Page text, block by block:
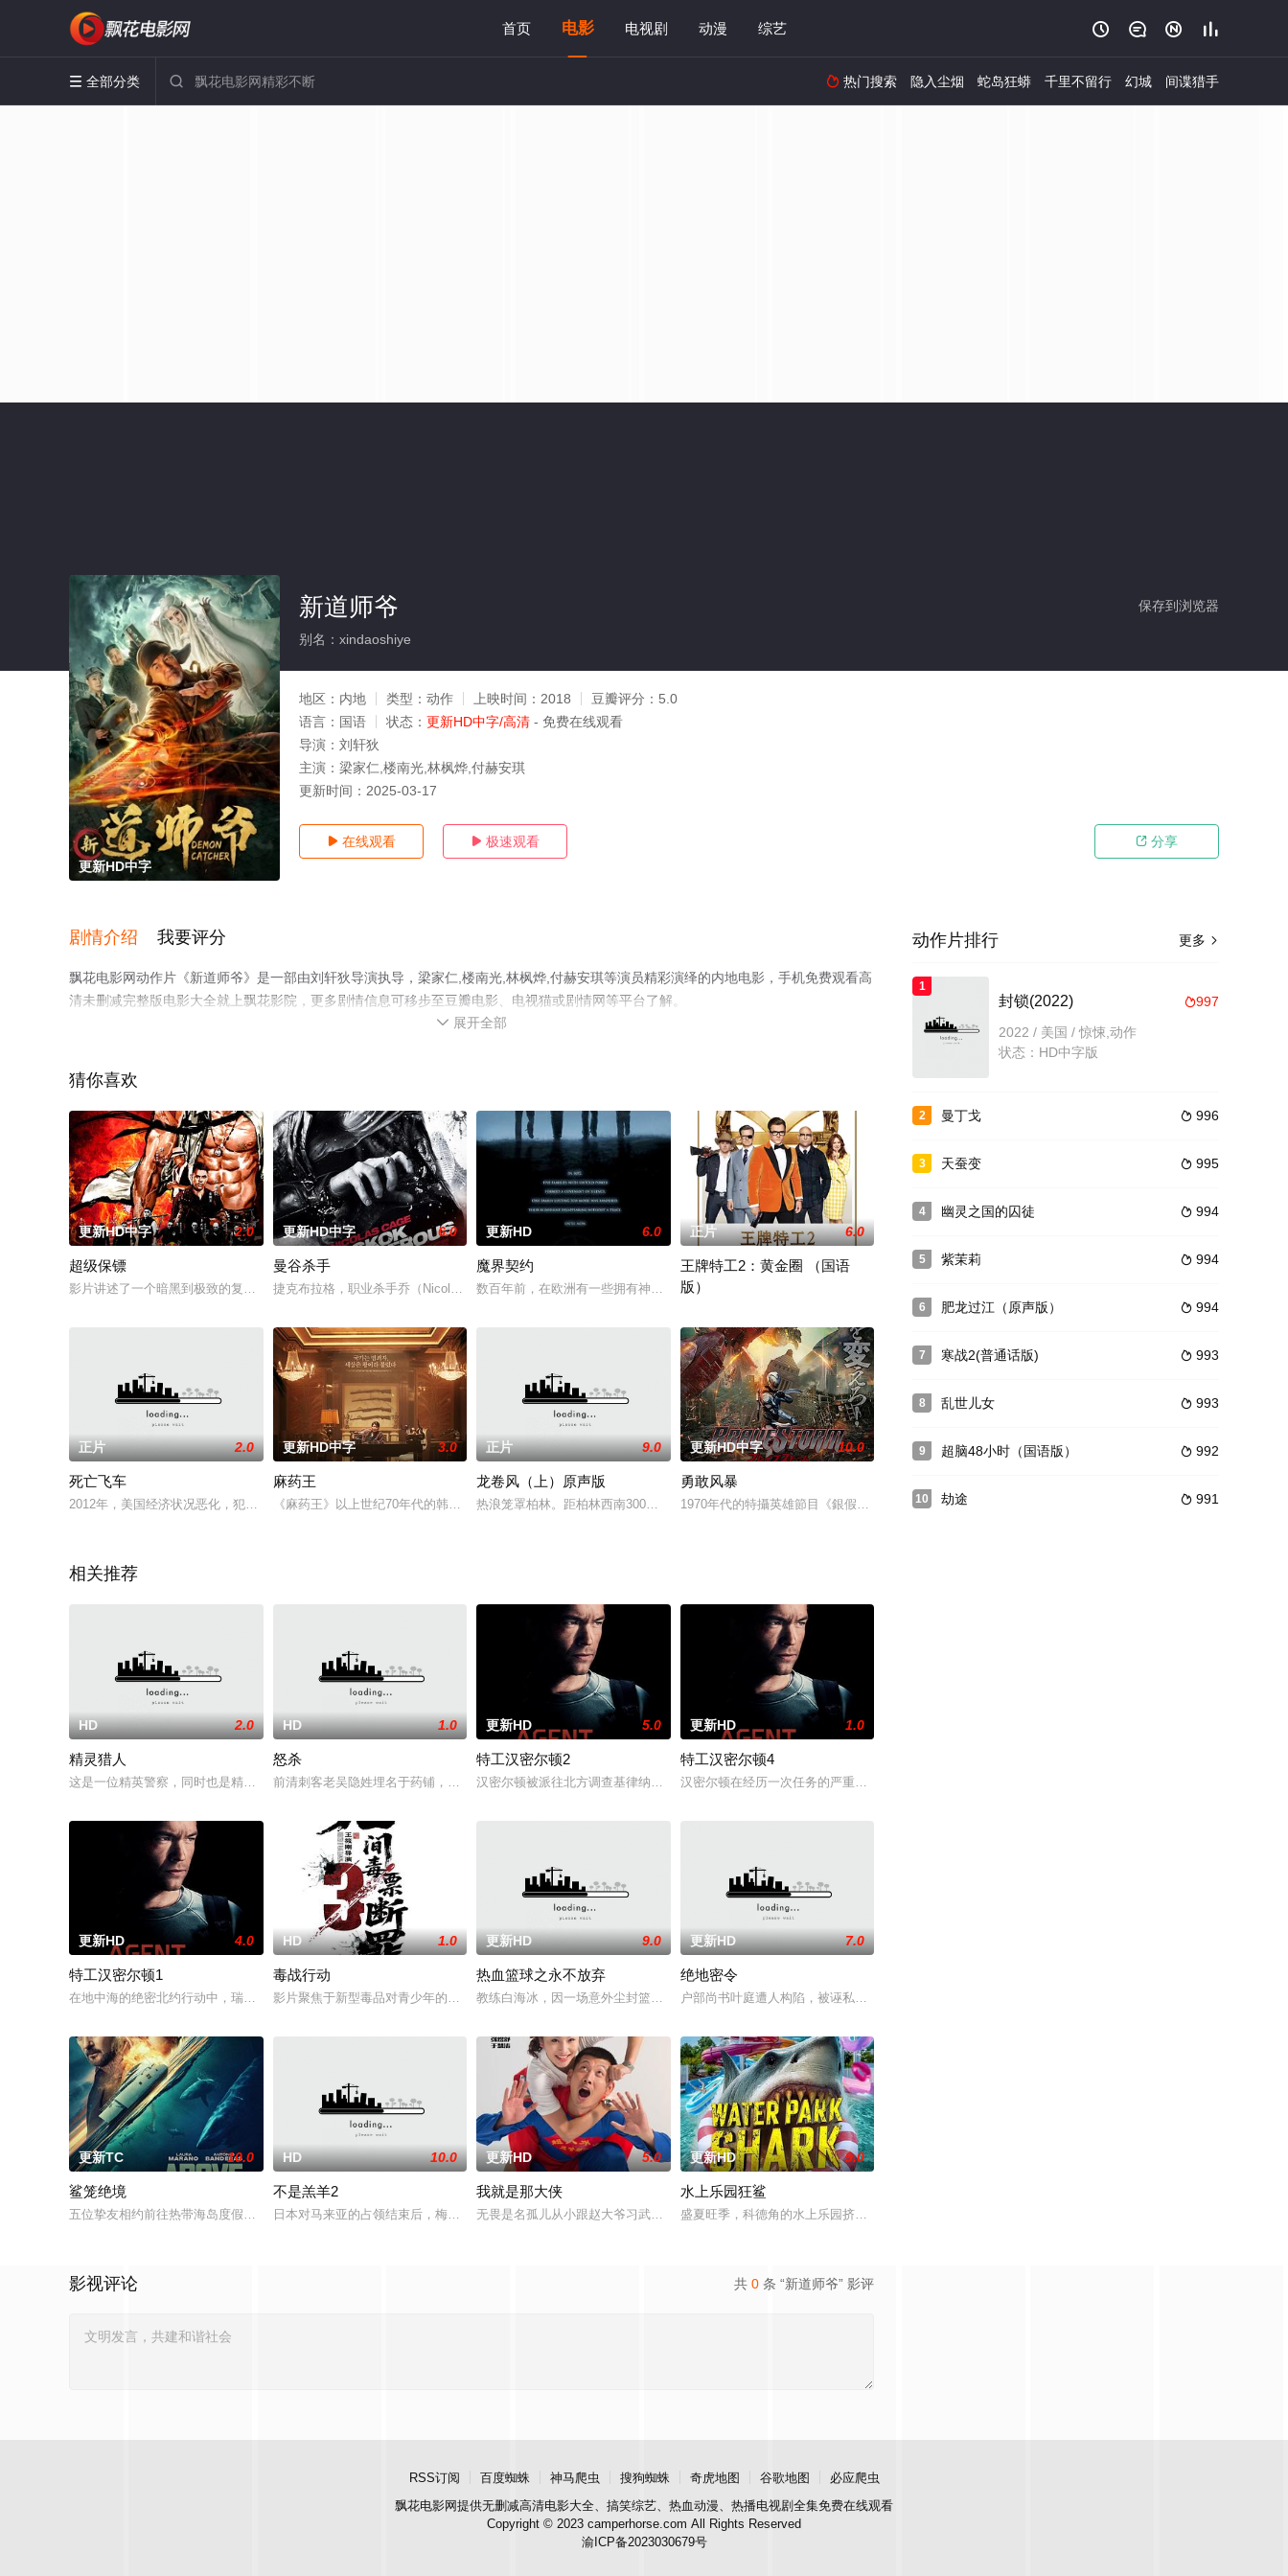
首页 电影 电视剧 动漫 综艺    
 全部分类   热门搜索 隐入尘烟 蛇岛狂蟒 千里不留行 幻城 间谍猎手
更新HD中字
保存到浏览器
新道师爷
别名：xindaoshiye
地区： 内地 类型： 动作 上映时间： 2018 豆瓣评分： 5.0
语言： 国语 状态： 更新HD中字/高清 - 免费在线观看
导演： 刘轩狄
主演： 梁家仁,楼南光,林枫烨,付赫安琪
更新时间： 2025-03-17
 在线观看  极速观看  分享
剧情介绍 我要评分
飘花电影网动作片《新道师爷》是一部由刘轩狄导演执导，梁家仁,楼南光,林枫烨,付赫安琪等演员精彩演绎的内地电影，手机免费观看高
清未删减完整版电影大全就上飘花影院，更多剧情信息可移步至豆瓣电影、电视猫或剧情网等平台了解。
 展开全部
猜你喜欢
更新HD中字 2.0
超级保镖
影片讲述了一个暗黑到极致的复仇故事，功夫小子“武林”（岳松 饰）来到有着“罪恶之称”的冷城投奔自己的师兄李江（释彦能 饰），却意外成为冷城
更新HD中字 6.0
曼谷杀手
捷克布拉格，职业杀手乔（Nicolas Cage 饰）完成了一次任务，手法老道。长久以来，乔信奉的四个原则让他冷酷无情的完成一次次任务并活
更新HD 6.0
魔界契约
数百年前，在欧洲有一些拥有神秘力量的人群，他们被视为邪魔遭到绞杀，不得不逃亡美洲大陆。十七世纪，拥有魔力的五大家族联合，开辟了伊
正片 6.0
王牌特工2：黄金圈 （国语
版）
时光飞逝，一转眼，艾格西（塔伦·埃格顿暂无内容Taron暂无内容Egerton暂无内容饰）已经成长为了一名出
正片 2.0
死亡飞车
2012年，美国经济状况恶化，犯罪率剧增，已逐步私人化的监狱为谋取暴利不择手段，于是“死亡飞车”比赛应运而生。昔日优秀的赛车手弗兰克（Ja
更新HD中字 3.0
麻药王
《麻药王》以上世纪70年代的韩国釜山为背景，讲述了宋康昊饰演的李头森从一个毫无底线的走私犯崛起为传奇毒枭的故事。故事原型是上世纪70年代靠
正片 9.0
龙卷风（上）原声版
热浪笼罩柏林。距柏林西南300公里的地方，网球大小的冰雹正砸下来毁坏了农田。一棵树的树梢上挂着一个死了的农夫。对于当地警察局来说这是
更新HD中字 10.0
勇敢风暴
1970年代的特攝英雄節目《銀假面》及《超級機器人 紅巴隆》TV放送後經過40年以上，2017年今年秋季真人
相关推荐
HD 2.0
精灵猎人
这是一位精英警察，同时也是精灵猎手。在调查一系列血腥谋杀案的过程中，他面临着来自超自然界的威胁。为了维护两个世界的平衡，他必须与精灵之王展
HD 1.0
怒杀
前清刺客老吴隐姓埋名于药铺，却为守护单亲母女小茜和依依，被迫出手击杀黑帮一伙而暴露身份。幕后黑手向爷派杀手左轮抓住母女二人要挟并引出老吴。
更新HD 5.0
特工汉密尔顿2
汉密尔顿被派往北方调查基律纳太空项目的间谍行为，同时发现有人从瑞典窃取秘密武器材料。他被调至布鲁塞尔担任国防部长保镖，而叛乱分子
更新HD 1.0
特工汉密尔顿4
汉密尔顿在经历一次任务的严重后果后，陷入了自我毁灭的状态。然而，他被说服去执行他最擅长的任务——
更新HD 4.0
特工汉密尔顿1
在地中海的绝密北约行动中，瑞典攻击潜水员遇害。汉密尔顿，受害者的老友，前往法国土伦军事基地展开调查。他与克里斯汀伪装身份，深入追查案件背景
HD 1.0
毒战行动
影片聚焦于新型毒品对青少年的危害，对社会秩序的破坏为主题，旨在通过电影让观众意识到毒品的可怕，着重塑造了缉毒警察在危险环境中坚守岗位，与毒
更新HD 9.0
热血篮球之永不放弃
教练白海冰，因一场意外尘封篮球梦。为完成病危师兄的嘱托，他接手一支被嘲为“无胜利队”的业余球队。当一群问题少年遇上背负阴影的教练，他
更新HD 7.0
绝地密令
户部尚书叶庭遭人构陷，被诬私贪国库银两，身陷囹圄在即，叶庭急召其子叶护相见。叶护心知父亲蒙冤，却
更新TC 10.0
鲨笼绝境
五位挚友相约前往热带海岛度假，计划在碧蓝海域中体验刺激的鲨鱼笼潜水，同时享受奢靡的派对狂欢。然而他们浑然不知，这趟旅程不过是一场精心布局的
HD 10.0
不是羔羊2
日本对马来亚的占领结束后，梅尔在新加坡的特别行动组担任警察。这一次，他要对付的是黑帮，其中大多数人在鸦片生意方面活动，并且受到腐败官员的保
更新HD 5.0
我就是那大侠
无畏是名孤儿从小跟赵大爷习武收废品，做事一根筋的他总被误解。在经历一次重大事件后，被迫加入保健品公司，实现了自我价值体验到社会存
更新HD 9.0
水上乐园狂鲨
盛夏旺季，科德角的水上乐园挤满了消暑游客，一群凶猛的大白鲨突然闯入园区水域，把整片游乐区变成了开
共 0 条 “新道师爷” 影评
影视评论
更多 
动作片排行
1
997
封锁(2022)
2022 / 美国 / 惊悚,动作
状态：HD中字版
2  996
曼丁戈
3  995
天蚕变
4  994
幽灵之国的囚徒
5  994
紫茉莉
6  994
肥龙过江（原声版）
7  993
寒战2(普通话版)
8  993
乱世儿女
9  992
超脑48小时（国语版）
10  991
劫途
RSS订阅 百度蜘蛛 神马爬虫 搜狗蜘蛛 奇虎地图 谷歌地图
必应爬虫
飘花电影网提供无删减高清电影大全、搞笑综艺、热血动漫、热播电视剧全集免费在线观看
Copyright © 2023 camperhorse.com All Rights Reserved
渝ICP备2023030679号